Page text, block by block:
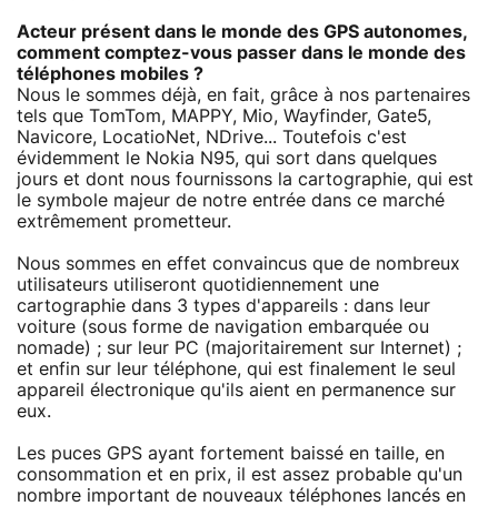
Acteur présent dans le monde des GPS autonomes,
comment comptez-vous passer dans le monde des
téléphones mobiles ?
Nous le sommes déjà, en fait, grâce à nos partenaires
tels que TomTom, MAPPY, Mio, Wayfinder, Gate5,
Navicore, LocatioNet, NDrive... Toutefois c'est
évidemment le Nokia N95, qui sort dans quelques
jours et dont nous fournissons la cartographie, qui est
le symbole majeur de notre entrée dans ce marché
extrêmement prometteur.
Nous sommes en effet convaincus que de nombreux
utilisateurs utiliseront quotidiennement une
cartographie dans 3 types d'appareils : dans leur
voiture (sous forme de navigation embarquée ou
nomade) ; sur leur PC (majoritairement sur Internet) ;
et enfin sur leur téléphone, qui est finalement le seul
appareil électronique qu'ils aient en permanence sur
eux.
Les puces GPS ayant fortement baissé en taille, en
consommation et en prix, il est assez probable qu'un
nombre important de nouveaux téléphones lancés en